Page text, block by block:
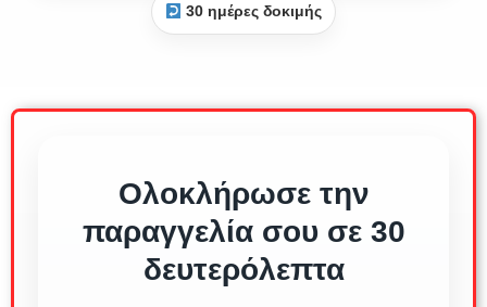
30 ημέρες δοκιμής
Ολοκλήρωσε την
παραγγελία σου σε 30
δευτερόλεπτα